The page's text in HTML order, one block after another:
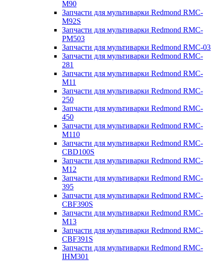
M90
Запчасти для мультиварки Redmond RMC-
M92S
Запчасти для мультиварки Redmond RMC-
PM503
Запчасти для мультиварки Redmond RMC-03
Запчасти для мультиварки Redmond RMC-
281
Запчасти для мультиварки Redmond RMC-
M11
Запчасти для мультиварки Redmond RMC-
250
Запчасти для мультиварки Redmond RMC-
450
Запчасти для мультиварки Redmond RMC-
M110
Запчасти для мультиварки Redmond RMC-
CBD100S
Запчасти для мультиварки Redmond RMC-
M12
Запчасти для мультиварки Redmond RMC-
395
Запчасти для мультиварки Redmond RMC-
CBF390S
Запчасти для мультиварки Redmond RMC-
M13
Запчасти для мультиварки Redmond RMC-
CBF391S
Запчасти для мультиварки Redmond RMC-
IHM301